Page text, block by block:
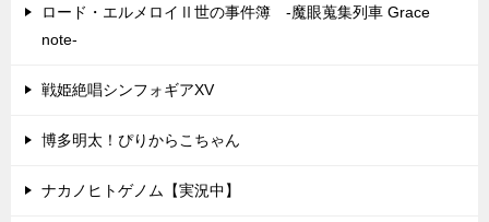
ロード・エルメロイⅡ世の事件簿 -魔眼蒐集列車 Grace
note-
戦姫絶唱シンフォギアXV
博多明太！ぴりからこちゃん
ナカノヒトゲノム【実況中】